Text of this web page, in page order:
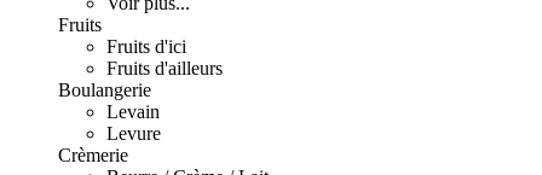
Fruits
Fruits d'ici
Fruits d'ailleurs
Boulangerie
Levain
Levure
Crèmerie